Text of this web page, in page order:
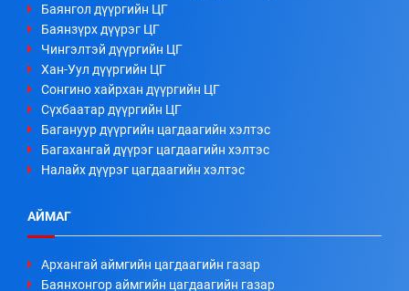
Баянгол дүүргийн ЦГ
Баянзүрх дүүрэг ЦГ
Чингэлтэй дүүргийн ЦГ
Хан-Уул дүүргийн ЦГ
Сонгино хайрхан дүүргийн ЦГ
Сүхбаатар дүүргийн ЦГ
Багануур дүүргийн цагдаагийн хэлтэс
Багахангай дүүрэг цагдаагийн хэлтэс
Налайх дүүрэг цагдаагийн хэлтэс
АЙМАГ
Архангай аймгийн цагдаагийн газар
Баянхонгор аймгийн цагдаагийн газар